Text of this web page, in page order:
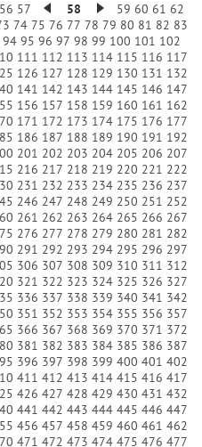
56 57 58 59 60 61 62
74 75 76 77 78 79 80 81 82 83
94 95 96 97 98 99 100 101 102
111 112 113 114 115 116 117
126 127 128 129 130 131 132
141 142 143 144 145 146 147
156 157 158 159 160 161 162
171 172 173 174 175 176 177
186 187 188 189 190 191 192
201 202 203 204 205 206 207
216 217 218 219 220 221 222
231 232 233 234 235 236 237
246 247 248 249 250 251 252
261 262 263 264 265 266 267
276 277 278 279 280 281 282
291 292 293 294 295 296 297
306 307 308 309 310 311 312
321 322 323 324 325 326 327
336 337 338 339 340 341 342
351 352 353 354 355 356 357
366 367 368 369 370 371 372
381 382 383 384 385 386 387
396 397 398 399 400 401 402
411 412 413 414 415 416 417
426 427 428 429 430 431 432
441 442 443 444 445 446 447
456 457 458 459 460 461 462
471 472 473 474 475 476 477